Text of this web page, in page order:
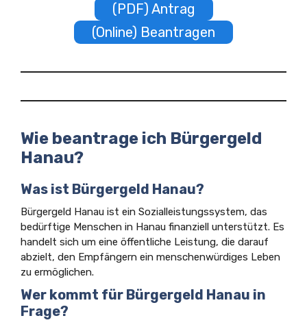
(PDF) Antrag
(Online) Beantragen
Wie beantrage ich Bürgergeld
Hanau?
Was ist Bürgergeld Hanau?
Bürgergeld Hanau ist ein Sozialleistungssystem, das
bedürftige Menschen in Hanau finanziell unterstützt. Es
handelt sich um eine öffentliche Leistung, die darauf
abzielt, den Empfängern ein menschenwürdiges Leben
zu ermöglichen.
Wer kommt für Bürgergeld Hanau in
Frage?